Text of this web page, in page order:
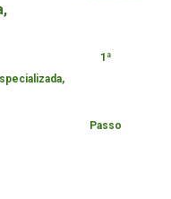
1ª
Passo